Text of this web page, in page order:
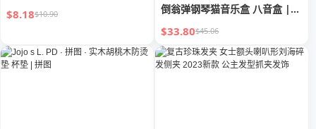
$8.18$10.90
倒翁弹钢琴猫音乐盒 八音盒 |
菏泽
$33.80$45.06